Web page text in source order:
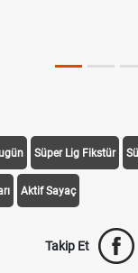
Süper Lig Fikstür
Aktif Sayaç
Takip Et